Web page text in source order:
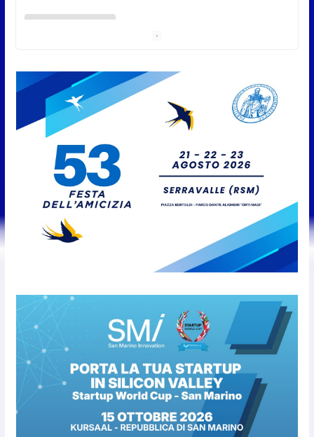
7 Agosto 2026
San Marino. Il Governo accelera
sul contratto della PA: pronta la
7 Agosto 2026
San Marino. A settant’anni dal
rogo di Marcinelle: la memoria
delle vittime e la lezione della
storia per la tutela del lavoro
7 Agosto 2026